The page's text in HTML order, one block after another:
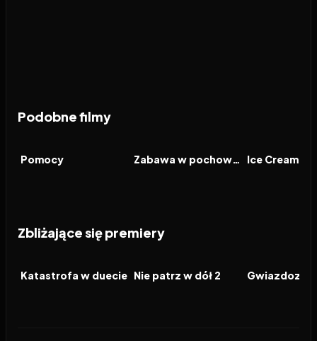
Podobne filmy
FILM
Pomocy FILM Zabawa w pochowanego FILM
Ice Cream
Zbliżające się premiery
FILM
Katastrofa w duecie FILM
Nie patrz w dół 2 FILM